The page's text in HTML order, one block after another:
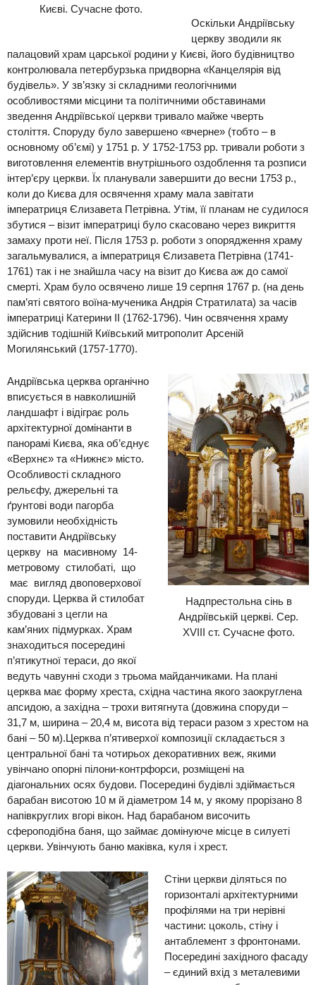
Києві. Сучасне фото.
Оскільки Андріївську
церкву зводили як
палацовий храм царської родини у Києві, його будівництво
контролювала петербурзька придворна «Канцелярія від
будівель». У зв’язку зі складними геологічними
особливостями місцини та політичними обставинами
зведення Андріївської церкви тривало майже чверть
століття. Споруду було завершено «вчерне» (тобто – в
основному об’ємі) у 1751 р. У 1752-1753 рр. тривали роботи з
виготовлення елементів внутрішнього оздоблення та розписи
інтер’єру церкви. Їх планували завершити до весни 1753 р.,
коли до Києва для освячення храму мала завітати
імператриця Єлизавета Петрівна. Утім, її планам не судилося
збутися – візит імператриці було скасовано через викриття
замаху проти неї. Після 1753 р. роботи з опорядження храму
загальмувалися, а імператриця Єлизавета Петрівна (1741-
1761) так і не знайшла часу на візит до Києва аж до самої
смерті. Храм було освячено лише 19 серпня 1767 р. (на день
пам’яті святого воїна-мученика Андрія Стратилата) за часів
імператриці Катерини II (1762-1796). Чин освячення храму
здійснив тодішній Київський митрополит Арсеній
Могилянський (1757-1770).
Надпрестольна сінь в
Андріївській церкві. Сер.
XVIII ст. Сучасне фото.
Андріївська церква органічно
вписується в навколишній
ландшафт і відіграє роль
архітектурної домінанти в
панорамі Києва, яка об’єднує
«Верхнє» та «Нижнє» місто.
Особливості складного
рельєфу, джерельні та
ґрунтові води пагорба
зумовили необхідність
поставити Андріївську
церкву на масивному 14-
метровому стилобаті, що
має вигляд двоповерхової
споруди. Церква й стилобат
збудовані з цегли на
кам’яних підмурках. Храм
знаходиться посередині
п’ятикутної тераси, до якої
ведуть чавунні сходи з трьома майданчиками. На плані
церква має форму хреста, східна частина якого заокруглена
апсидою, а західна – трохи витягнута (довжина споруди –
31,7 м, ширина – 20,4 м, висота від тераси разом з хрестом на
бані – 50 м).Церква п’ятиверхої композиції складається з
центральної бані та чотирьох декоративних веж, якими
увінчано опорні пілони-контрфорси, розміщені на
діагональних осях будови. Посередині будівлі здіймається
барабан висотою 10 м й діаметром 14 м, у якому прорізано 8
напівкруглих вгорі вікон. Над барабаном височить
сфероподібна баня, що займає домінуюче місце в силуеті
церкви. Увінчують баню маківка, куля і хрест.
Стіни церкви діляться по
горизонталі архітектурними
профілями на три нерівні
частини: цоколь, стіну і
антаблемент з фронтонами.
Посередині західного фасаду
– єдиний вхід з металевими